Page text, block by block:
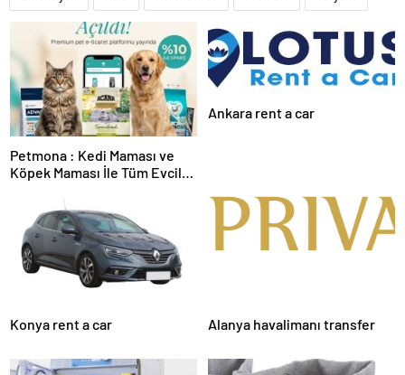
Petmona : Kedi Maması ve
Köpek Maması İle Tüm Evcil
Ankara rent a car
Konya rent a car Alanya havalimanı transfer